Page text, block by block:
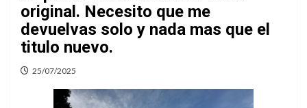
original. Necesito que me
devuelvas solo y nada mas que el
titulo nuevo.
25/07/2025